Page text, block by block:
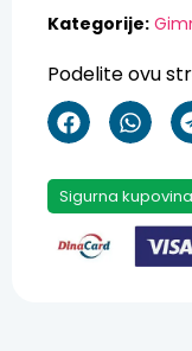
Kategorije:
Podelite ovu
Sigurna kupovina